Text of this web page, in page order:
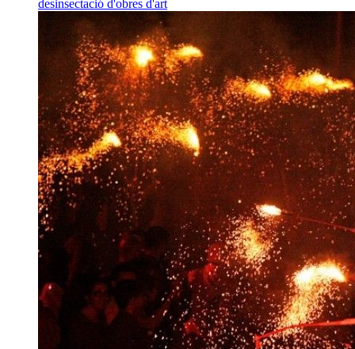
desinsectació d'obres d'art